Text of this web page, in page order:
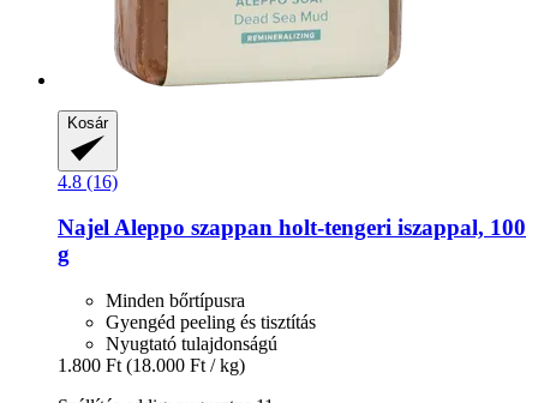
Kosár
4.8 (16)
NajelAleppo szappan holt-​tengeri iszappal, 100
g
Minden bőrtípusra
Gyengéd peeling és tisztítás
Nyugtató tulajdonságú
1.800 Ft (18.000 Ft / kg)